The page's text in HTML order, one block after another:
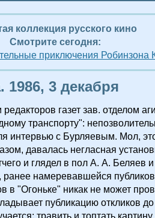
коллекция русского кино
Смотрите сегодня:
приключения Робинзона
3 декабря
газет зав. отделом
транспорту":
интервью с Бурляевым. Мол,
давалась негласная
и глядел в пол А. А. Беляев и
ранее намеревавшейся
в "Огоньке" никак не может
публикацию откликов
травить и топтать